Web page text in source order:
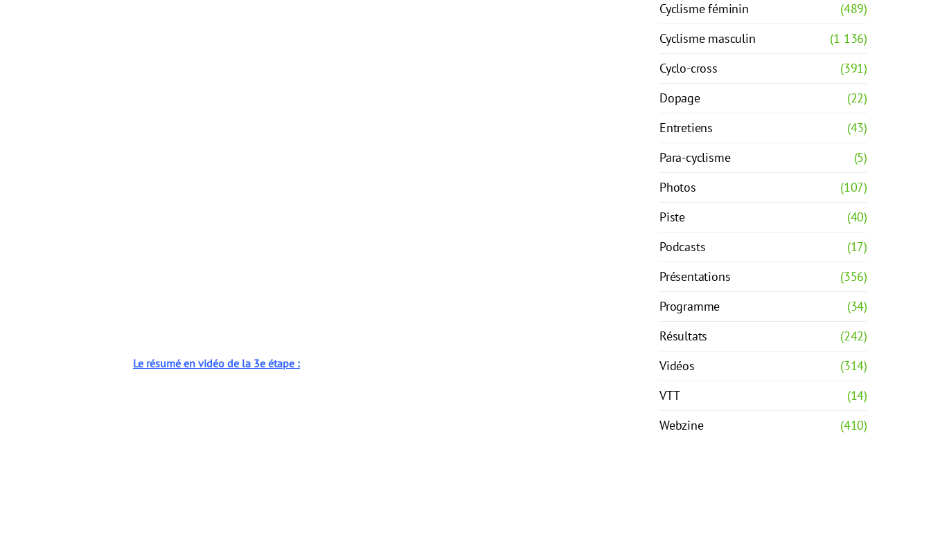
Le résumé en vidéo de la 3e étape :
Cyclisme féminin
(489)
Cyclisme masculin
(1 136)
Cyclo-cross
(391)
Dopage
(22)
Entretiens
(43)
Para-cyclisme
(5)
Photos
(107)
Piste
(40)
Podcasts
(17)
Présentations
(356)
Programme
(34)
Résultats
(242)
Vidéos
(314)
VTT
(14)
Webzine
(410)